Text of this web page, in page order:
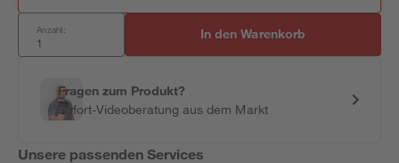
Anzahl: In den Warenkorb
Fragen zum Produkt?
Sofort-Videoberatung aus dem Markt
Unsere passenden Services